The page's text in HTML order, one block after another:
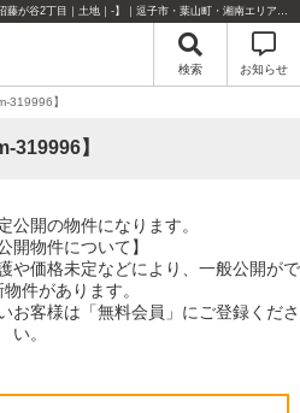
こちらは会員物件です【im-319996｜藤沢市鵠沼藤が谷2丁目｜土地｜-】｜逗子市・葉山町・湘南エリアの不動産のことならセンチュリー21リビングライフにお任せください！
検索 お知らせ
319996】
319996】
公開の物件になります。
開物件について】
や価格未定などにより、一般公開がで
件があります。
お客様は「無料会員」にご登録くださ
い。